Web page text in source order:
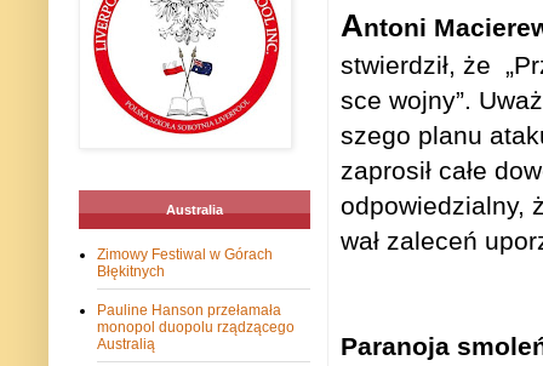
Antoni
stwier­dził, że
sce wojny”.
szego planu
zapro­sił całe
odpo­wie­dzialny,
wał zale­ceń
Para­noja
Australia
Zimowy Festiwal w Górach
Błękitnych
Pauline Hanson przełamała
monopol duopolu rządzącego
Australią